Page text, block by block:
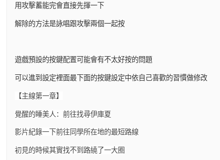
用攻擊蓄能完會直接先揮一下
解除的方法是詠唱跟攻擊兩個一起按
遊戲預設的按鍵配置可能會有不太好按的問題
可以進到設定裡面最下面的按鍵設定中依自己喜歡的習慣做修改
【主線第一章】
覺醒的睡美人：前往找尋伊庫夏
影片紀錄一下前往同學所在地的最短路線
初見的時候其實找不到路繞了一大圈